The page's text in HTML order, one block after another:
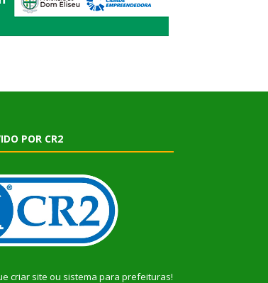
POR CR2
criar site ou sistema para prefeituras!